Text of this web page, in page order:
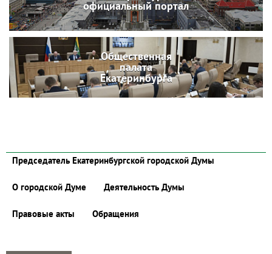
официальный портал
Общественная
палата
Екатеринбурга
Председатель Екатеринбургской городской Думы
О городской Думе Деятельность Думы
Правовые акты Обращения